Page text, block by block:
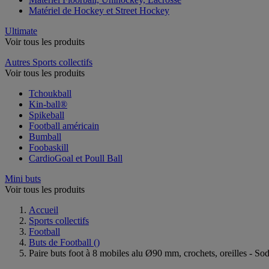
Matériel de Hockey et Street Hockey
Ultimate
Voir tous les produits
Autres Sports collectifs
Voir tous les produits
Tchoukball
Kin-ball®
Spikeball
Football américain
Bumball
Foobaskill
CardioGoal et Poull Ball
Mini buts
Voir tous les produits
Accueil
Sports collectifs
Football
Buts de Football ()
Paire buts foot à 8 mobiles alu Ø90 mm, crochets, oreilles -